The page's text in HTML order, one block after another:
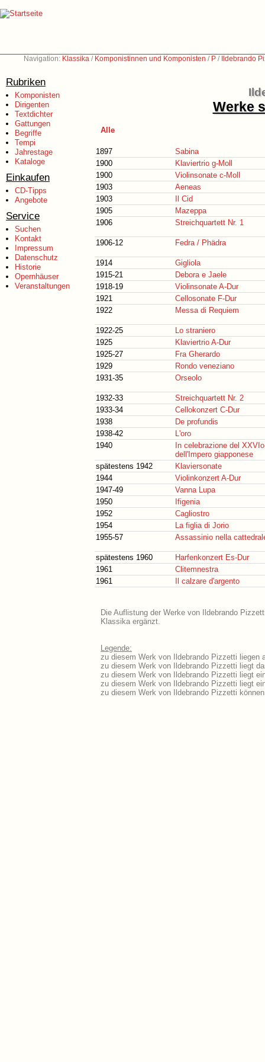
Navigation: Klassika / Komponistinnen und Komponisten / P / Ildebrando
Rubriken
Komponisten
Dirigenten
Textdichter
Gattungen
Begriffe
Tempi
Jahrestage
Kataloge
Einkaufen
CD-Tipps
Angebote
Service
Suchen
Kontakt
Impressum
Datenschutz
Historie
Opernhäuser
Veranstaltungen
Werke
Alle
1897
Sabina
1900
Klaviertrio g-Moll
1900
Violinsonate c-Moll
1903
Aeneas
1903
Il Cid
1905
Mazeppa
1906
Streichquartett Nr. 1
1906-12 Fedra / Phädra
1914
Gigliola
1915-21
Debora e Jaele
1918-19
Violinsonate A-Dur
1921
Cellosonate F-Dur
1922
Messa di Requiem
1922-25
Lo straniero
1925
Klaviertrio A-Dur
1925-27
Fra Gherardo
1929
Rondo veneziano
1931-35
Orseolo
1932-33
Streichquartett Nr. 2
1933-34
Cellokonzert C-Dur
1938
De profundis
1938-42
L'oro
1940
In celebrazione del
dell'Impero giapponese
spätestens 1942
Klaviersonate
1944
Violinkonzert A-Dur
1947-49
Vanna Lupa
1950
Ifigenia
1952
Cagliostro
1954
La figlia di Jorio
1955-57
Assassinio nella
spätestens 1960
Harfenkonzert Es-Dur
1961
Clitemnestra
1961
Il calzare d'argento
Die Auflistung der Werke von Ildebrando
Klassika ergänzt.
Legende:
zu diesem Werk von Ildebrando Pizzetti liegen
zu diesem Werk von Ildebrando Pizzetti liegt
zu diesem Werk von Ildebrando Pizzetti liegt
zu diesem Werk von Ildebrando Pizzetti liegt
zu diesem Werk von Ildebrando Pizzetti